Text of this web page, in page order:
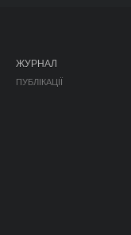
ЖУРНАЛ
ПУБЛІКАЦІЇ